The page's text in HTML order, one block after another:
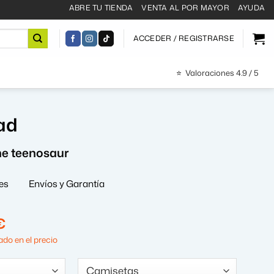
ABRE TU TIENDA VENTA AL POR MAYOR AYUDA
ACCEDER / REGISTRARSE
⭐ Valoraciones 4.9 / 5
teenosaur
Envíos y Garantía
El
precio
actual
es:
en el precio